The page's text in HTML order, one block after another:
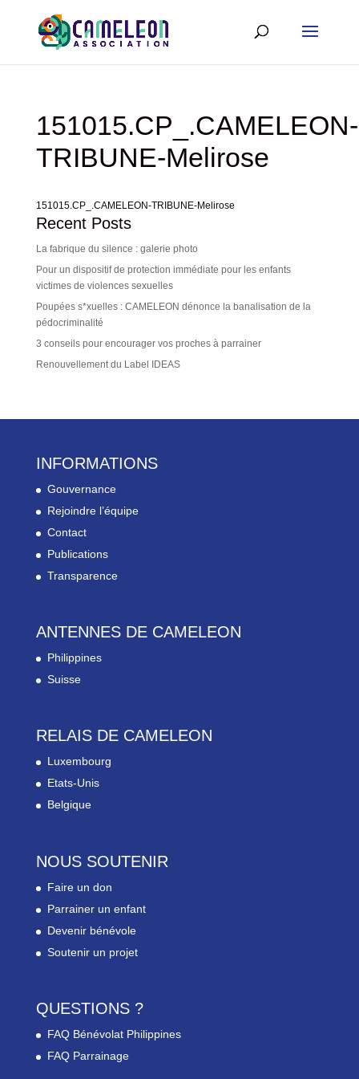
151015.CP_.CAMELEON-
TRIBUNE-Melirose
151015.CP_.CAMELEON-TRIBUNE-Melirose
Recent Posts
La fabrique du silence : galerie photo
Pour un dispositif de protection immédiate pour les enfants
victimes de violences sexuelles
Poupées s*xuelles : CAMELEON dénonce la banalisation de la
pédocriminalité
3 conseils pour encourager vos proches à parrainer
Renouvellement du Label IDEAS
INFORMATIONS
Gouvernance
Rejoindre l’équipe
Contact
Publications
Transparence
ANTENNES DE CAMELEON
Philippines
Suisse
RELAIS DE CAMELEON
Luxembourg
Etats-Unis
Belgique
NOUS SOUTENIR
Faire un don
Parrainer un enfant
Devenir bénévole
Soutenir un projet
QUESTIONS ?
FAQ Bénévolat Philippines
FAQ Parrainage